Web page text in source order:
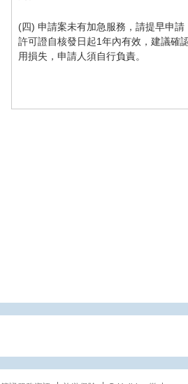
(四) 申請案未有加急服務，請提早申
許可證自核發日起1年內有效，建議確
用損失，申請人須自行負責。